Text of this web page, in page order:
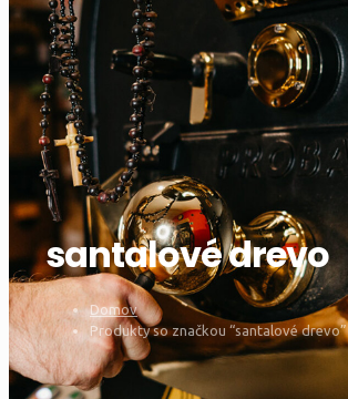
santalové drevo
Domov
Produkty so značkou “santalové drevo”